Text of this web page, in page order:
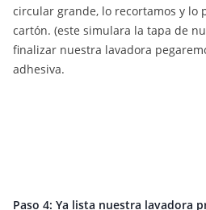
circular grande, lo recortamos y lo
cartón. (este simulara la tapa de
finalizar nuestra lavadora
adhesiva.
Paso 4: Ya lista nuestra lavadora